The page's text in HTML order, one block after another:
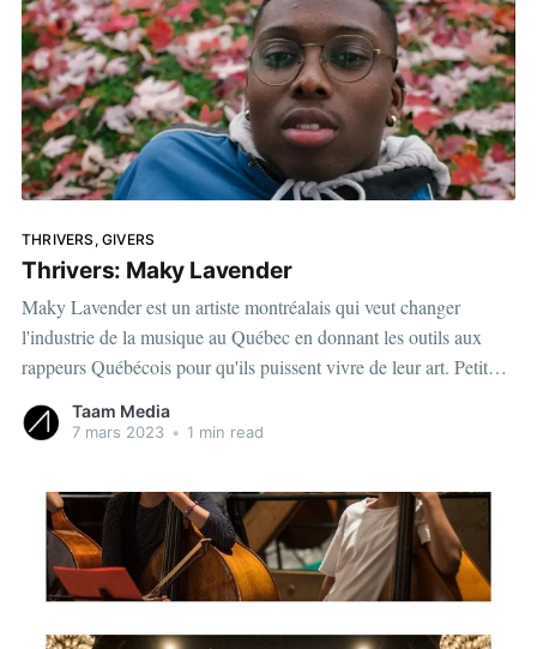
THRIVERS, GIVERS
Thrivers: Maky Lavender
Maky Lavender est un artiste montréalais qui veut changer
l'industrie de la musique au Québec en donnant les outils aux
rappeurs Québécois pour qu'ils puissent vivre de leur art. Petit
Media | Média numé
Taam Media
7 mars 2023 • 1 min read